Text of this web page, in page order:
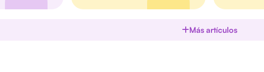
Más artículos